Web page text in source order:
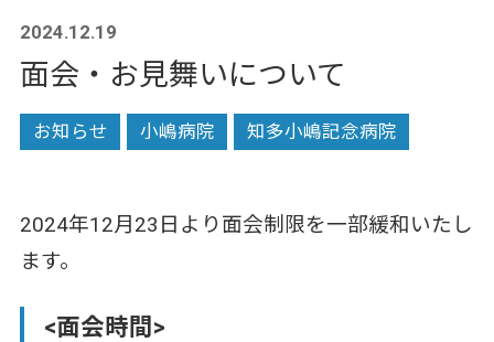
2024.12.19
面会・お見舞いについて
お知らせ 小嶋病院 知多小嶋記念病院
2024年12月23日より面会制限を一部緩和いたし
ます。
<面会時間>